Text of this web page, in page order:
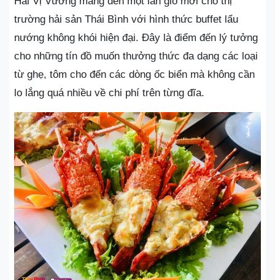
trường hải sản Thái Bình với hình thức buffet lẩu
nướng không khói hiện đại. Đây là điểm đến lý tưởng
cho những tín đồ muốn thưởng thức đa dạng các loại
từ ghẹ, tôm cho đến các dòng ốc biển mà không cần
lo lắng quá nhiều về chi phí trên từng đĩa.